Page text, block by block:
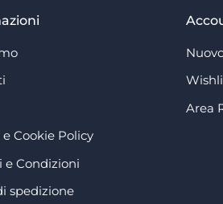
e Cookie Policy
e Condizioni
spedizione
Area